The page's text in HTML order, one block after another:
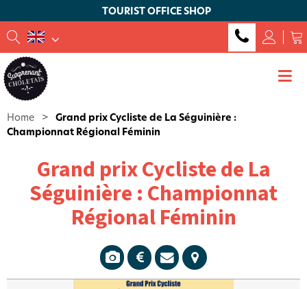
TOURIST OFFICE SHOP
Home > Grand prix Cycliste de La Séguinière :
Championnat Régional Féminin
Grand prix Cycliste de La
Séguinière : Championnat
Régional Féminin